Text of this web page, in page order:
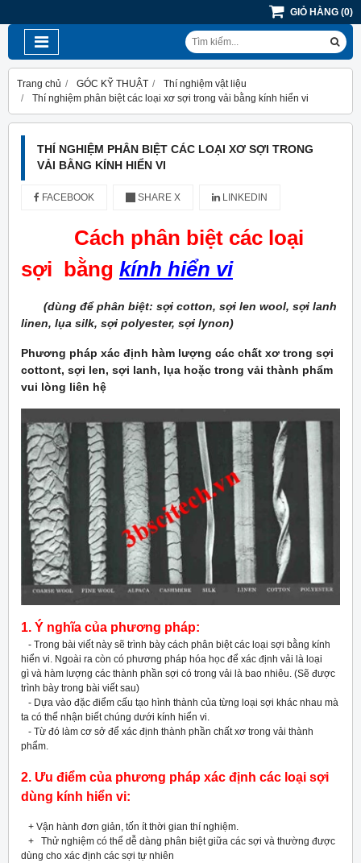
GIỎ HÀNG (0)
Trang chủ GÓC KỸ THUẬT
Thí nghiệm vật liệu
Thí nghiệm phân biệt các loại xơ sợi trong vải bằng kính hiển vi
THÍ NGHIỆM PHÂN BIỆT CÁC LOẠI XƠ SỢI TRONG
VẢI BẰNG KÍNH HIỂN VI
FACEBOOK SHARE X LINKEDIN
Cách phân biệt các loại
sợi bằng kính hiển vi
(dùng để phân biệt: sợi cotton, sợi len wool, sợi lanh
linen, lụa silk, sợi polyester, sợi lynon)
Phương pháp xác định hàm lượng các chất xơ trong sợi
cottont, sợi len, sợi lanh, lụa hoặc trong vải thành phẩm
vui lòng liên hệ
1. Ý nghĩa của phương pháp:
- Trong bài viết này sẽ trình bày cách phân biệt các loại sợi bằng kính
hiển vi. Ngoài ra còn có phương pháp hóa học để xác định vải là loại
gì và hàm lượng các thành phần sợi có trong vải là bao nhiêu. (Sẽ được
trình bày trong bài viết sau)
- Dựa vào đặc điểm cấu tạo hình thành của từng loại sợi khác nhau mà
ta có thể nhận biết chúng dưới kính hiển vi.
- Từ đó làm cơ sở để xác định thành phần chất xơ trong vải thành
phẩm.
2. Ưu điểm của phương pháp xác định các loại sợi
dùng kính hiển vi:
+ Vận hành đơn giản, tốn ít thời gian thí nghiệm.
+ Thử nghiệm có thể dễ dàng phân biệt giữa các sợi và thường được
dùng cho xác định các sợi tự nhiên